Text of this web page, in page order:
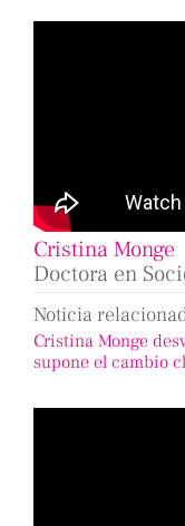
Cristina Monge
Doctora en
Noticia
Cristina Monge
supone el cambio